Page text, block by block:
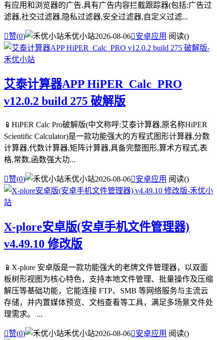
有应用和浏览器的广告.具有广告内容拦截跟踪器(包括:广告过
滤器,社交过滤器,隐私过滤器,安全过滤器,自定义过滤...
赞(0) 禾优小站2026-08-06安卓应用 阅读()
艾泰计算器APP HiPER_Calc_PRO
v12.0.2 build 275 破解版
📱HiPER Calc Pro破解版(中文称呼:艾泰计算器,原名称HiPER
Scientific Calculator)是一款功能强大的方程式图形计算器,分数
计算器,代数计算器,矩阵计算器,具备完整图形,算术方程式,表
格,常数,函数强大功...
赞(0) 禾优小站2026-08-06安卓应用 阅读()
X-plore安卓版(安卓手机文件管理器)
v4.49.10 修改版
📱X-plore 安卓版是一款功能强大的老牌文件管理器，以双面
板树形视图为核心特色，支持本地文件管理、批量操作及压缩
解压等基础功能，它能连接 FTP、SMB 等网络服务与主流云
存储，并内置媒体预览、文档查看等工具，满足多场景文件处
理需求。 ...
赞(0) 禾优小站2026-08-06安卓应用 阅读()